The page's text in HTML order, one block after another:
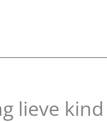
lieve kind